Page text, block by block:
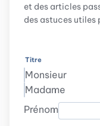
et des articles
des astuces utiles
Titre
Monsieur
Madame
Prénom